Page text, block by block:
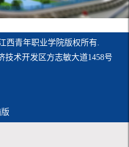
西青年职业学院版权所有.
技术开发区方志敏大道1458号